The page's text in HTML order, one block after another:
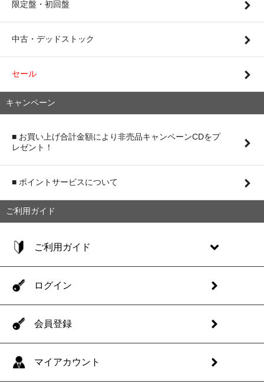
限定盤・初回盤
中古・デッドストック
セール
キャンペーン
■ お買い上げ合計金額により非売品キャンペーンCDをプ
レゼント！
■ ポイントサービスについて
ご利用ガイド
ご利用ガイド
ログイン
会員登録
マイアカウント